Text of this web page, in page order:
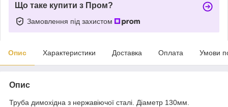
Що таке купити з Пром?
Замовлення під захистом
Опис Характеристики Доставка Оплата Умови
Опис
Труба димохідна з нержавіючої сталі. Діаметр 130мм.